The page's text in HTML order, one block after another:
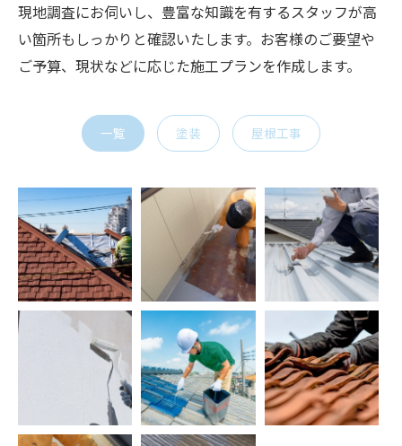
現地調査にお伺いし、豊富な知識を有するスタッフが高
い箇所もしっかりと確認いたします。お客様のご要望や
ご予算、現状などに応じた施工プランを作成します。
一覧 塗装 屋根工事